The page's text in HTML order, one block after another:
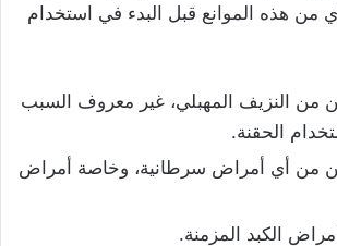
من هذه الموانع قبل البدء في استخدام
من النزيف المهبلي، غير معروف السبب
الحقنة.
من أي أمراض سرطانية، وخاصة أمراض
الكبد المزمنة.